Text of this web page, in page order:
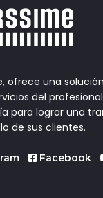
ofrece una
del
para lograr una
de sus clientes.
Facebook